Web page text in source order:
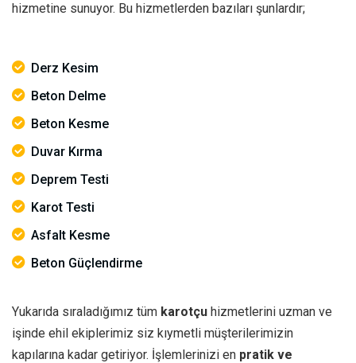
hizmetine sunuyor. Bu hizmetlerden bazıları şunlardır;
Derz Kesim
Beton Delme
Beton Kesme
Duvar Kırma
Deprem Testi
Karot Testi
Asfalt Kesme
Beton Güçlendirme
Yukarıda sıraladığımız tüm karotçu hizmetlerini uzman ve
işinde ehil ekiplerimiz siz kıymetli müşterilerimizin
kapılarına kadar getiriyor. İşlemlerinizi en pratik ve